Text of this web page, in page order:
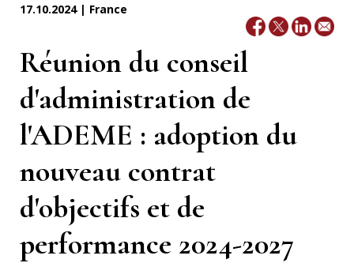
17.10.2024 | France
Réunion du conseil
d'administration de
l'ADEME : adoption du
nouveau contrat
d'objectifs et de
performance 2024-2027